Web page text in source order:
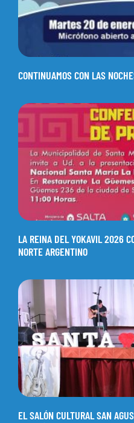
CONTINUAMOS CON LAS
LA REINA DEL YOKAVIL 2026
NORTE ARGENTINO
EL SALÓN CULTURAL SAN